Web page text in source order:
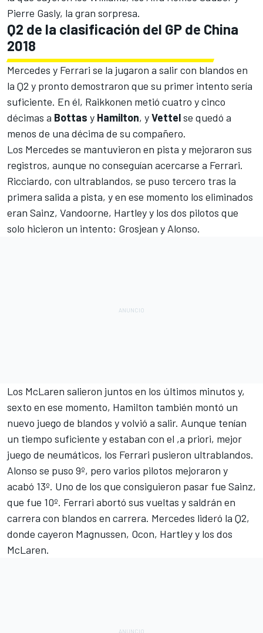
Pierre Gasly, la gran sorpresa.
Q2 de la clasificación del GP de China
2018
Mercedes y Ferrari se la jugaron a salir con blandos en
la Q2 y pronto demostraron que su primer intento sería
suficiente. En él, Raikkonen metió cuatro y cinco
décimas a Bottas y Hamilton, yVettelse quedó a
menos de una décima de su compañero.
Los Mercedes se mantuvieron en pista y mejoraron sus
registros, aunque no conseguían acercarse a Ferrari.
Ricciardo, con ultrablandos, se puso tercero tras la
primera salida a pista, y en ese momento los eliminados
eran Sainz, Vandoorne, Hartley y los dos pilotos que
solo hicieron un intento: Grosjean y Alonso.
Los McLaren salieron juntos en los últimos minutos y,
sexto en ese momento, Hamilton también montó un
nuevo juego de blandos y volvió a salir. Aunque tenían
un tiempo suficiente y estaban con el ,a priori, mejor
juego de neumáticos, los Ferrari pusieron ultrablandos.
Alonso se puso 9º, pero varios pilotos mejoraron y
acabó 13º. Uno de los que consiguieron pasar fue Sainz,
que fue 10º. Ferrari abortó sus vueltas y saldrán en
carrera con blandos en carrera. Mercedes lideró la Q2,
donde cayeron Magnussen, Ocon, Hartleyy los dos
McLaren.